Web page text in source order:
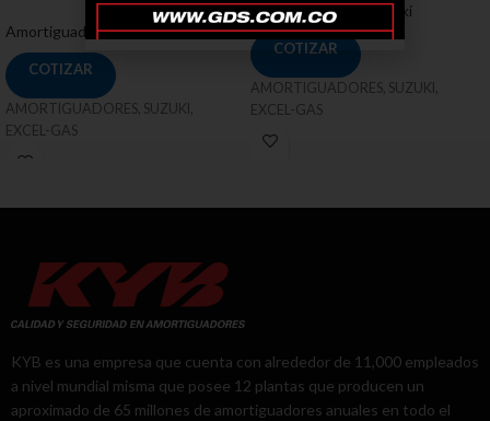
Amortiguadores,Suzuki
COTIZAR
AMORTIGUADORES, SUZUKI,
EXCEL-GAS
Amortiguadores,Suzuki
COTIZAR
AMORTIGUADORES, SUZUKI,
EXCEL-GAS
KYB es una empresa que cuenta con alrededor de 11,000 empleados
a nivel mundial misma que posee 12 plantas que producen un
aproximado de 65 millones de amortiguadores anuales en todo el